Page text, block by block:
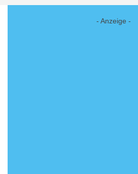
- Anzeige -